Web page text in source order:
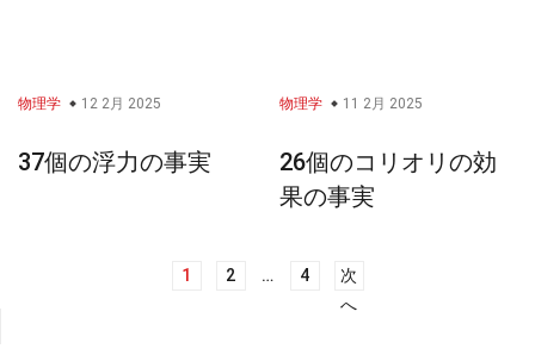
物理学 12 2月 2025
37個の浮力の事実
物理学 11 2月 2025
26個のコリオリの効
果の事実
1 2 … 4
次
へ